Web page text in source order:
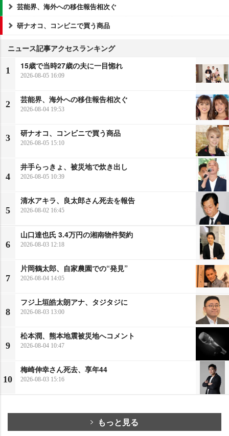
芸能界、海外への移住報告相次ぐ
研ナオコ、コンビニで買う商品
ニュース記事アクセスランキング
1
15歳で当時27歳の夫に一目惚れ
2026-08-05 16:09
2
芸能界、海外への移住報告相次ぐ
2026-08-04 19:53
3
研ナオコ、コンビニで買う商品
2026-08-05 15:10
4
井手らっきょ、被災地で炊き出し
2026-08-05 10:39
5
清水アキラ、良太郎さん死去を報告
2026-08-02 16:45
6
山口達也氏 3.4万円の湘南物件契約
2026-08-03 12:18
7
片岡鶴太郎、自家農園での“発見”
2026-08-04 14:05
8
フジ上垣皓太朗アナ、タジタジに
2026-08-03 13:00
9
松本潤、熊本地震被災地へコメント
2026-08-04 10:47
10
梅崎伸幸さん死去、享年44
2026-08-03 15:16
もっと見る